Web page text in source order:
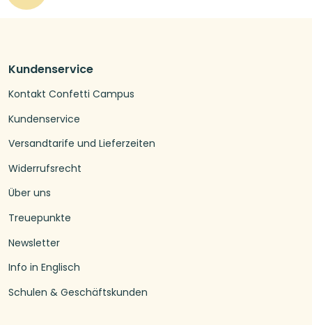
Kundenservice
Kontakt Confetti Campus
Kundenservice
Versandtarife und Lieferzeiten
Widerrufsrecht
Über uns
Treuepunkte
Newsletter
Info in Englisch
Schulen & Geschäftskunden